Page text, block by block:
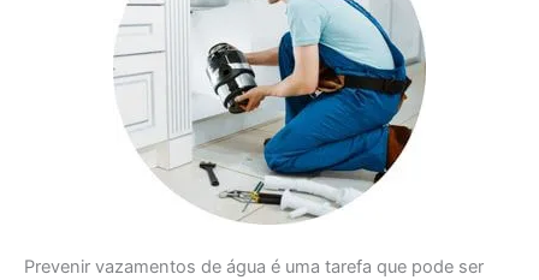
Prevenir vazamentos de água é uma tarefa que pode ser